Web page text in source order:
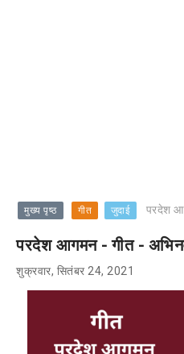
मुख्य पृष्ठ गीत जुदाई परदेश
परदेश आगमन - गीत -
शुक्रवार, सितंबर 24, 2021